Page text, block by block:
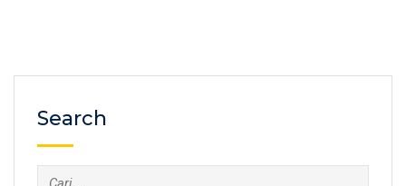
Search
Cari